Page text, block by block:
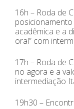
16h – Roda de
acadêmica e a
oral” com
17h – Roda de
no agora e a
intermediação
19h30 –